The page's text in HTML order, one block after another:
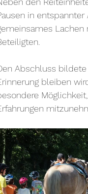
in
Lachen
Abschluss
bleiben